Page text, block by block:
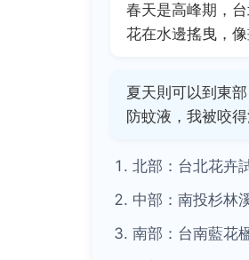
春天是高峰期，
花在水邊搖曳，像
夏天則可以到東
防蚊液，我被咬得
北部：台北花卉
中部：南投杉林
南部：台南藍花